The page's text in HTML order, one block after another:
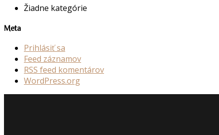
Žiadne kategórie
Meta
Prihlásiť sa
Feed záznamov
RSS feed komentárov
WordPress.org